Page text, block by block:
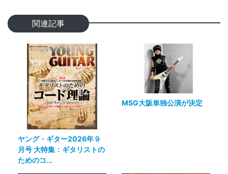
関連記事
ヤング・ギター2026年９
月号 大特集：ギタリストの
ためのコ...
MSG大阪単独公演が決定